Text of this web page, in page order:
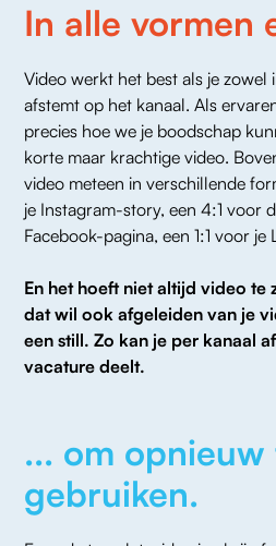
In alle vormen
Video werkt het best als je zowel
afstemt op het kanaal. Als
precies hoe we je boodschap
korte maar krachtige video.
video meteen in verschillende
je Instagram-story, een 4:1 voor
Facebook-pagina, een 1:1 voor
En het hoeft niet altijd video te
dat wil ook afgeleiden van je
een still. Zo kan je per kanaal
vacature deelt.
... om opnieuw
gebruiken.